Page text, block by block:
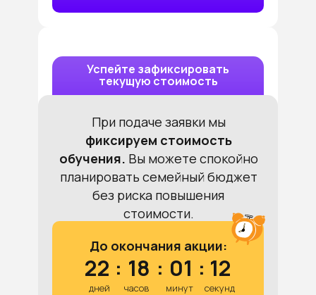
Успейте зафиксировать
текущую стоимость
При подаче заявки мы
фиксируем стоимость
обучения. Вы можете спокойно
планировать семейный бюджет
без риска повышения
стоимости.
До окончания акции:
дней часов минут секунд
22 18 01 11
: : :